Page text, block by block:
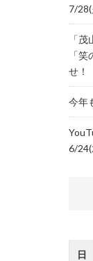
7/28(
「
「
せ！
今年
6/24(
日